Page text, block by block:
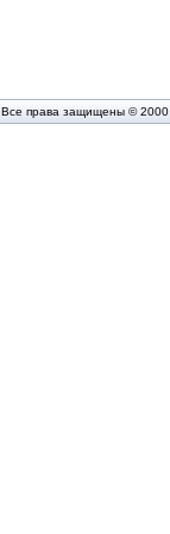
Все права защищены © 2000